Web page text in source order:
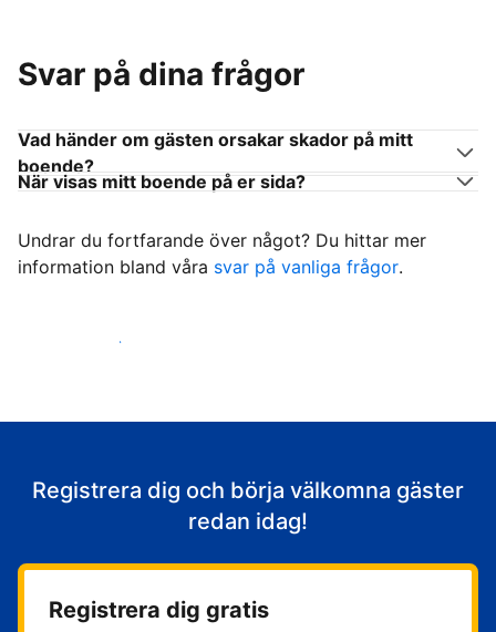
Svar på dina frågor
Vad händer om gästen orsakar skador på mitt
boende?
När visas mitt boende på er sida?
Undrar du fortfarande över något? Du hittar mer
information bland våra svar på vanliga frågor.
Börja ta emot gäster
Registrera dig och börja välkomna gäster
redan idag!
Registrera dig gratis